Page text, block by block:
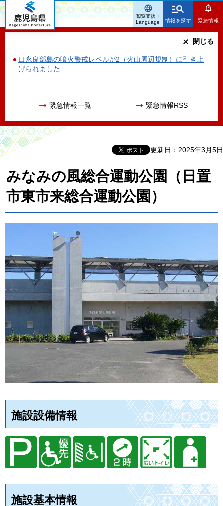
鹿児島県
情報を探す 緊急情報
口永良部島の噴火警戒レベルが2（火山周辺規制）に引き上
げられました
緊急情報一覧 緊急情報RSS
閉じる
閲覧支援・
Language
更新日：2025年3月5日
みなみの風総合運動公園（日置
市東市来総合運動公園）
施設設備情報
施設基本情報